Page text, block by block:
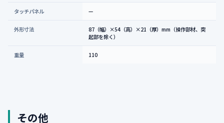
タッチパネル —
外形寸法
87（幅）×54（高）×21（厚）mm（操作部材、突
起部を除く）
重量 110
その他